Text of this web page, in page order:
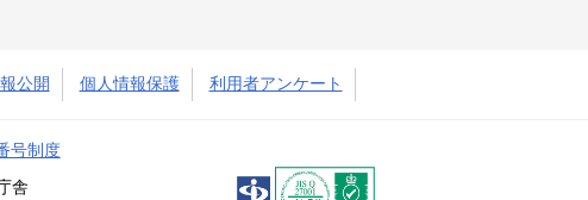
公開 個人情報保護 利用者アンケート
号制度
舎